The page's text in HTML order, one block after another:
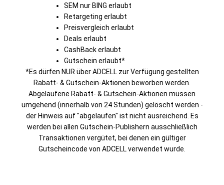
SEM nur BING erlaubt
Retargeting erlaubt
Preisvergleich erlaubt
Deals erlaubt
CashBack erlaubt
Gutschein erlaubt*
*Es dürfen NUR über ADCELL zur Verfügung gestellten
Rabatt- & Gutschein-Aktionen beworben werden.
Abgelaufene Rabatt- & Gutschein-Aktionen müssen
umgehend (innerhalb von 24 Stunden) gelöscht werden -
der Hinweis auf "abgelaufen" ist nicht ausreichend. Es
werden bei allen Gutschein-Publishern ausschließlich
Transaktionen vergütet, bei denen ein gültiger
Gutscheincode von ADCELL verwendet wurde.